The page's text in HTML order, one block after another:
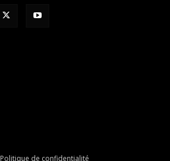
Politique de confidentialité